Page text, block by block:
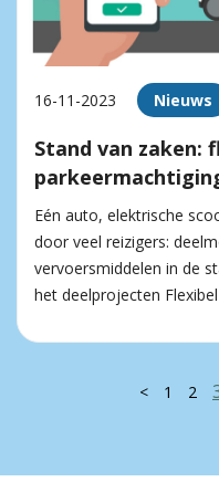
16-11-2023 Nieuws
Stand van zaken:
Eén auto, elektrische
door veel reizigers:
vervoersmiddelen in de
het deelprojecten
< 1 2